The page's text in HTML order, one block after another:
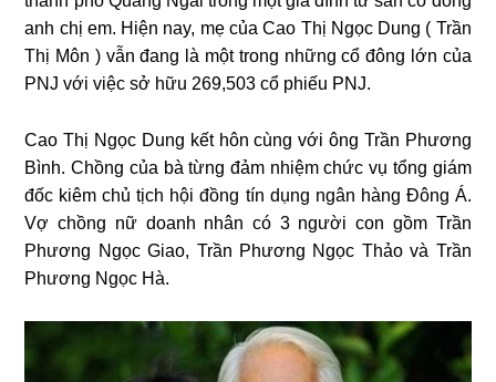
anh chị em. Hiện nay, mẹ của Cao Thị Ngọc Dung ( Trần
Thị Môn ) vẫn đang là một trong những cổ đông lớn của
PNJ với việc sở hữu 269,503 cổ phiếu PNJ.
Cao Thị Ngọc Dung kết hôn cùng với ông Trần Phương
Bình. Chồng của bà từng đảm nhiệm chức vụ tổng giám
đốc kiêm chủ tịch hội đồng tín dụng ngân hàng Đông Á.
Vợ chồng nữ doanh nhân có 3 người con gồm Trần
Phương Ngọc Giao, Trần Phương Ngọc Thảo và Trần
Phương Ngọc Hà.